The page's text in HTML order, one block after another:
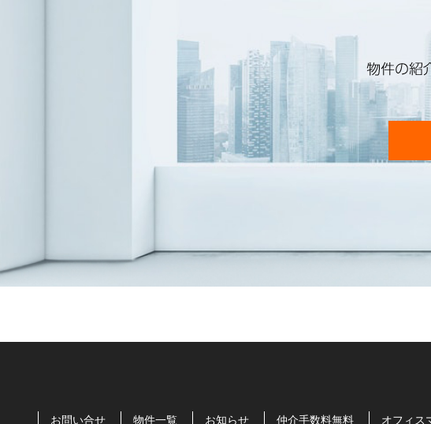
お問い合せ 物件一覧 お知らせ 仲介手数料無料 オフィス